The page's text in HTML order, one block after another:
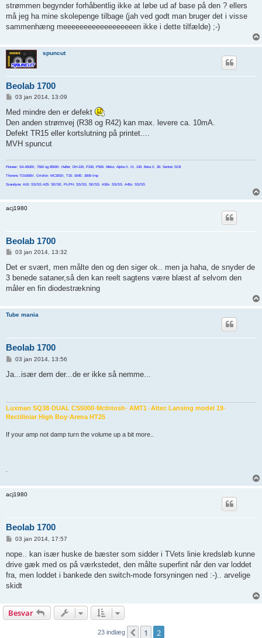
æ
g
strømmen begynder forhåbentlig ikke at løbe ud af base på den ? ellers
må jeg ha mine skolepenge tilbage (jah ved godt man bruger det i visse
sammenhæng meeeeeeeeeeeeeeeeeen ikke i dette tilfælde) ;-)
spuncut
Beolab 1700
d
æ
g
03 jan 2014, 13:09
Med mindre den er defekt
Den anden strømvej (R38 og R42) kan max. levere ca. 10mA.
Defekt TR15 eller kortslutning på printet....
MVH spuncut
Pioneer: SA-6500II, 7500 og 8500II. Hafler: DH-220, P230, P500. Nikko: Alpha II, III, 130. Beta II, 30. Sentec SC8
Thorens TD160BII. Ortofon: MC30SII, T20. SME: 3009 Imp
Scandyna: A10: SS/SS A25: SE/SE, PL/PH, SS/SS, SE/SS. A30x: SS/SS. A45x: SS/SS
acj1980
Beolab 1700
d
æ
g
03 jan 2014, 13:32
Det er svært, men målte den og den siger ok.. men ja haha, de snyder de
3 benede sataner,så den kan reelt sagtens være blæst af selvom den
måler en fin diodestrækning
Tube mania
Beolab 1700
d
03 jan 2014, 13:56
Ja...især dem der...de er ikke så nemme...
Luxman SQ38-DUAL CS5000-McIntosh- AMT1 -Altec Lansing model 19-
Rectiliniar High Boy-Arena HT25
If your amp not damp turn the volume up a bit more..
.
acj1980
Beolab 1700
d
æ
g
03 jan 2014, 17:57
nope.. kan især huske de bæster som sidder i TVets linie kredsløb kunne
drive gæk med os på værkstedet, den målte superfint når den var loddet
fra, men loddet i bankede den switch-mode forsyningen ned :-).. arvelige
skidt
Besvar
23 indlæg Forrige
1 2